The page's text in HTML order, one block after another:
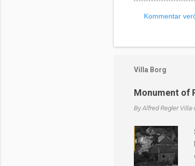
m
n
t
a
r
e
Kommentar
Villa Borg
Monument of
By Alfred Regler